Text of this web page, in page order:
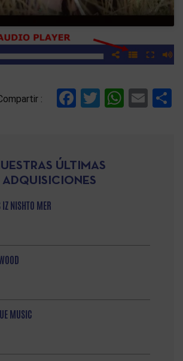
: Facebook
Twitter
ÚLTIMAS
ADQUISICIONES
NISHTO MER
MUSIC